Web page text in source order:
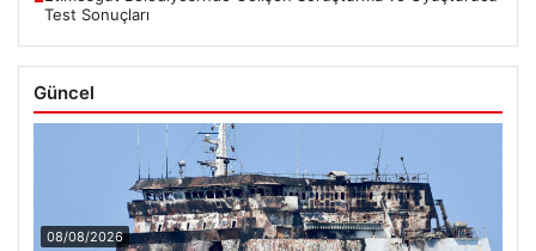
Test Sonuçları
Güncel
08/08/2026